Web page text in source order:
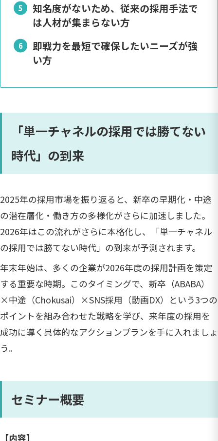
知名度がないため、従来の採用手法で
は人材が集まらない方
即戦力を最短で確保したいニーズが強
い方
「単一チャネルの採用では勝てない
時代」の到来
2025年の採用市場を振り返ると、新卒の早期化・中途
の潜在層化・働き方の多様化がさらに加速しました。
2026年はこの流れがさらに本格化し、「単一チャネル
の採用では勝てない時代」の到来が予測されます。
年末年始は、多くの企業が2026年度の採用計画を策定
する重要な時期。このタイミングで、新卒（ABABA）
×中途（Chokusai）×SNS採用（動画DX）という3つの
ポイントを組み合わせた戦略を学び、来年度の採用を
成功に導く具体的なアクションプランを手に入れましょ
う。
セミナー概要
【内容】